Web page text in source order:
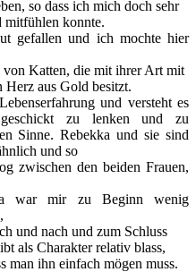
so dass ich mich doch sehr
mitfühlen konnte.
gefallen und ich mochte hier
von Katten, die mit ihrer Art mit
Herz aus Gold besitzt.
und versteht es
geschickt zu lenken und zu
Sinne. Rebekka und sie sind
und so
zwischen den beiden Frauen,
war mir zu Beginn wenig
und nach und zum Schluss
als Charakter relativ blass,
man ihn einfach mögen muss.